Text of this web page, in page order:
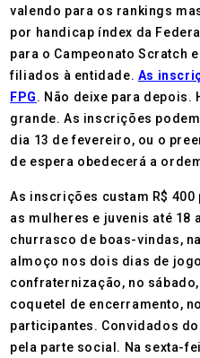
valendo para os rankings
por handicap índex da
para o Campeonato Scratch
filiados à entidade. As
FPG. Não deixe para depois.
grande. As inscrições
dia 13 de fevereiro, ou o
de espera obedecerá a
As inscrições custam R$ 400
as mulheres e juvenis até 18
churrasco de boas-vindas,
almoço nos dois dias de
confraternização, no
coquetel de encerramento,
participantes. Convidados
pela parte social. Na sexta-